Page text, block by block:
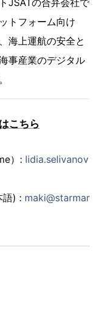
JSATの合弁会社で
トフォーム向け
海上運航の安全と
事産業のデジタル
こちら
）: lidia.selivanov
語) : maki@starmar